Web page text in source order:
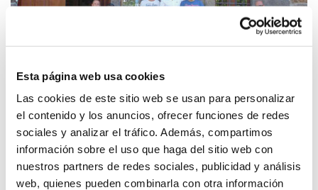
Esta página web usa cookies
Las cookies de este sitio web se usan para personalizar
el contenido y los anuncios, ofrecer funciones de redes
sociales y analizar el tráfico. Además, compartimos
información sobre el uso que haga del sitio web con
nuestros partners de redes sociales, publicidad y análisis
web, quienes pueden combinarla con otra información
LOS CLIENTES DE LA DELEGACIÓN DE
VIGO DE ESTRELLA GALICIA VISITARON
TAMBIÉN PONTE DA BOGA